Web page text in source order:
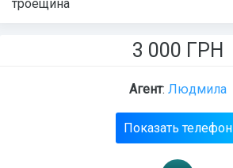
троещина
3 000 ГРН
Агент: Людмила
Показать телефон